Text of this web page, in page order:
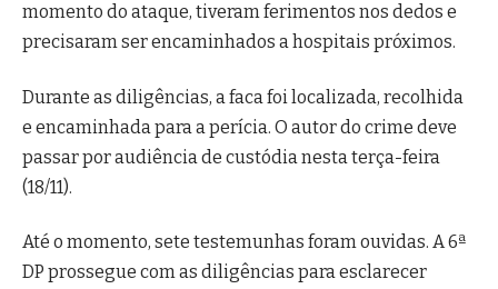
momento do ataque, tiveram ferimentos nos dedos e
precisaram ser encaminhados a hospitais próximos.
Durante as diligências, a faca foi localizada, recolhida
e encaminhada para a perícia. O autor do crime deve
passar por audiência de custódia nesta terça-feira
(18/11).
Até o momento, sete testemunhas foram ouvidas. A 6ª
DP prossegue com as diligências para esclarecer